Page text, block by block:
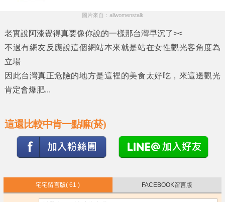
圖片來自：allwomenstalk
老實說阿漆覺得真要像你說的一樣那台灣早沉了><
不過有網友反應說這個網站本來就是站在女性觀光客角度為
立場
因此台灣真正危險的地方是這裡的美食太好吃，來這邊觀光
肯定會爆肥...
這還比較中肯一點嘛(菸)
宅宅留言版( 61 ) FACEBOOK留言版